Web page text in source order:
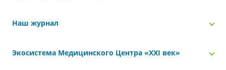
Наш журнал
Экосистема Медицинского Центра «‎XXI век»